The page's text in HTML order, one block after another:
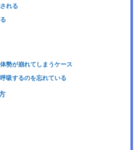
れる
勢が崩れてしまうケース
吸するのを忘れている